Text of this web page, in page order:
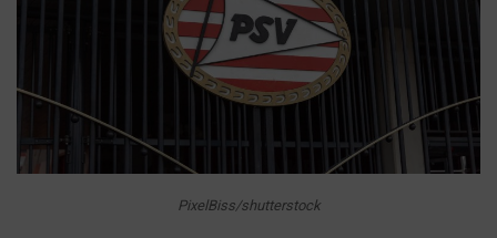
PixelBiss/shutterstock